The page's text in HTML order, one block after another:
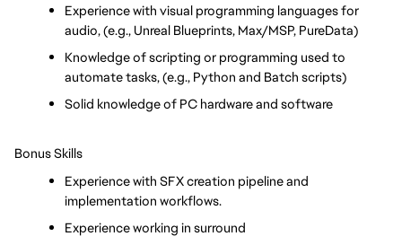
Experience with visual programming languages for
audio, (e.g., Unreal Blueprints, Max/MSP, PureData)
Knowledge of scripting or programming used to
automate tasks, (e.g., Python and Batch scripts)
Solid knowledge of PC hardware and software
Bonus Skills
Experience with SFX creation pipeline and
implementation workflows.
Experience working in surround